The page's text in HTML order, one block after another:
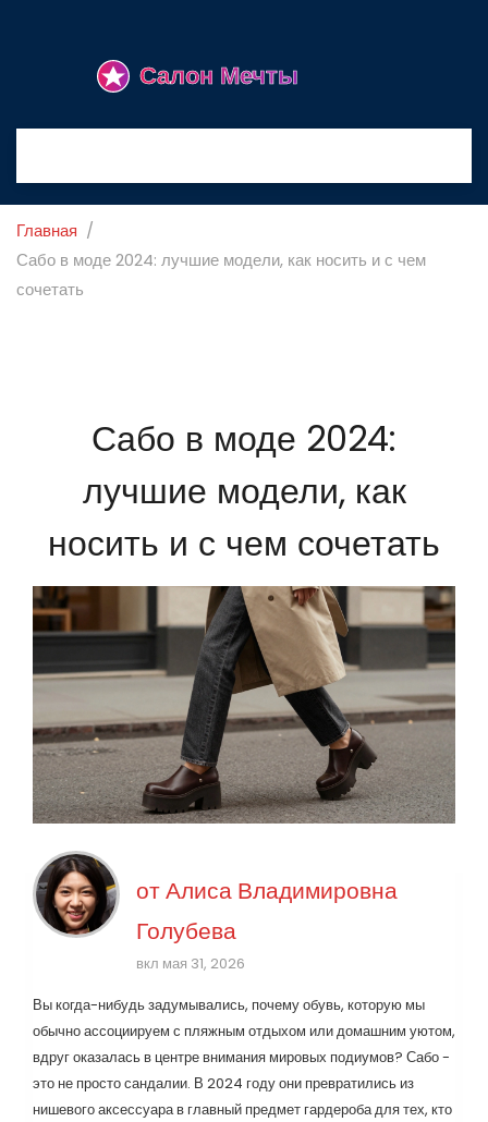
Главная
Сабо в моде 2024: лучшие модели, как носить и с чем
сочетать
Сабо в моде 2024:
лучшие модели, как
носить и с чем сочетать
отАлиса Владимировна
Голубева
вкл мая 31, 2026
Вы когда-нибудь задумывались, почему обувь, которую мы
обычно ассоциируем с пляжным отдыхом или домашним уютом,
вдруг оказалась в центре внимания мировых подиумов? Сабо -
это не просто сандалии. В 2024 году они превратились из
нишевого аксессуара в главный предмет гардероба для тех, кто